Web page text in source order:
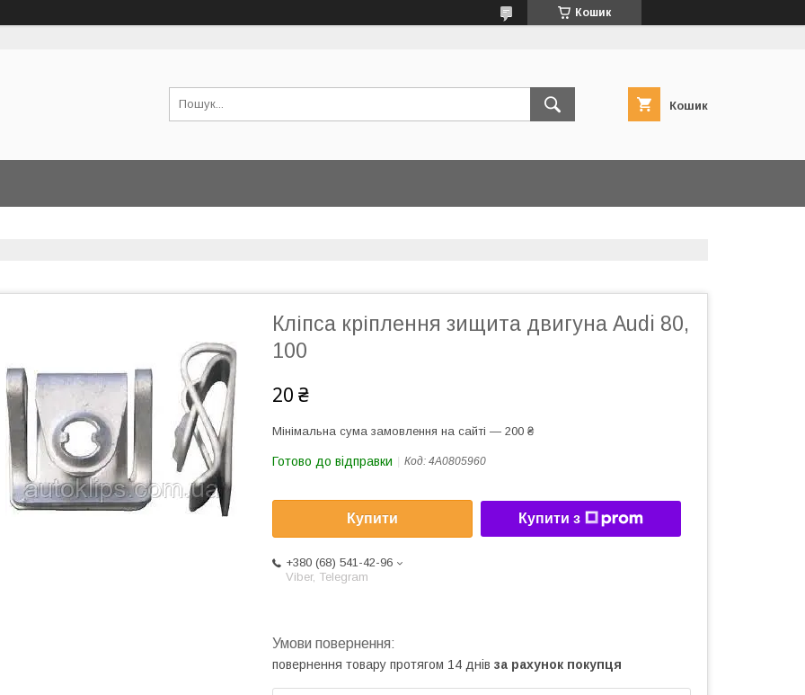
Кошик
Кошик
Кліпса кріплення зищита двигуна Audi 80,
100
20 ₴
Мінімальна сума замовлення на сайті — 200 ₴
Готово до відправки Код: 4A0805960
Купити Купити з
+380 (68) 541-42-96
Viber, Telegram
повернення товару протягом 14 днів за рахунок покупця